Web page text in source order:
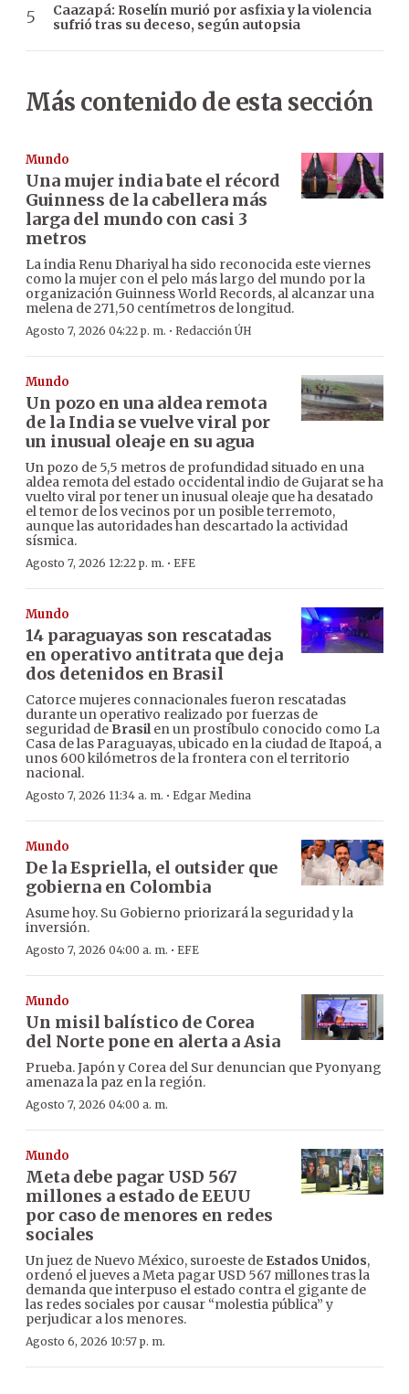
Caazapá: Roselín murió por asfixia y la violencia
sufrió tras su deceso, según autopsia
Más contenido de esta sección
Mundo
Una mujer india bate el récord
Guinness de la cabellera más
larga del mundo con casi 3
metros
La india Renu Dhariyal ha sido reconocida este viernes
como la mujer con el pelo más largo del mundo por la
organización Guinness World Records, al alcanzar una
melena de 271,50 centímetros de longitud.
Agosto 7, 2026 04:22 p. m. · Redacción ÚH
Mundo
Un pozo en una aldea remota
de la India se vuelve viral por
un inusual oleaje en su agua
Un pozo de 5,5 metros de profundidad situado en una
aldea remota del estado occidental indio de Gujarat se ha
vuelto viral por tener un inusual oleaje que ha desatado
el temor de los vecinos por un posible terremoto,
aunque las autoridades han descartado la actividad
sísmica.
Agosto 7, 2026 12:22 p. m. · EFE
Mundo
14 paraguayas son rescatadas
en operativo antitrata que deja
dos detenidos en Brasil
Catorce mujeres connacionales fueron rescatadas
durante un operativo realizado por fuerzas de
seguridad de Brasilen un prostíbulo conocido como La
Casa de las Paraguayas, ubicado en la ciudad de Itapoá, a
unos 600 kilómetros de la frontera con el territorio
nacional.
Agosto 7, 2026 11:34 a. m. · Edgar Medina
Mundo
De la Espriella, el outsider que
gobierna en Colombia
Asume hoy. Su Gobierno priorizará la seguridad y la
inversión.
Agosto 7, 2026 04:00 a. m. · EFE
Mundo
Un misil balístico de Corea
del Norte pone en alerta a Asia
Prueba. Japón y Corea del Sur denuncian que Pyonyang
amenaza la paz en la región.
Agosto 7, 2026 04:00 a. m.
Mundo
Meta debe pagar USD 567
millones a estado de EEUU
por caso de menores en redes
sociales
Un juez de Nuevo México, suroeste de Estados Unidos,
ordenó el jueves a Meta pagar USD 567 millones tras la
demanda que interpuso el estado contra el gigante de
las redes sociales por causar “molestia pública” y
perjudicar a los menores.
Agosto 6, 2026 10:57 p. m.